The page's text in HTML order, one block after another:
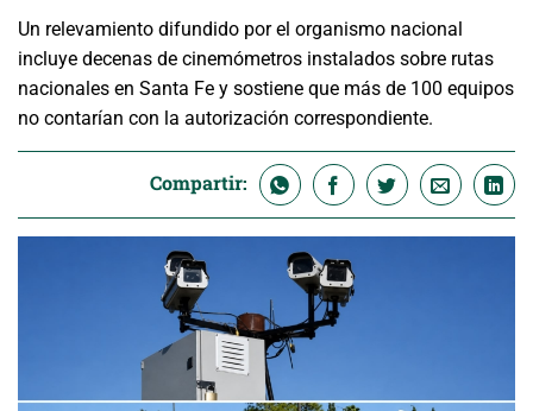
Un relevamiento difundido por el organismo nacional
incluye decenas de cinemómetros instalados sobre rutas
nacionales en Santa Fe y sostiene que más de 100 equipos
no contarían con la autorización correspondiente.
Compartir: